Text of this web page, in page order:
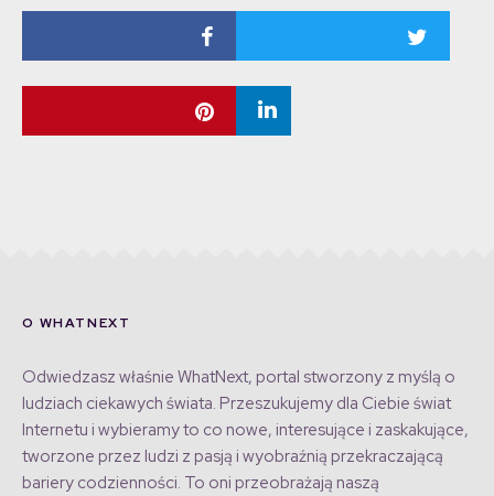
O WHATNEXT
Odwiedzasz właśnie WhatNext, portal stworzony z myślą o
ludziach ciekawych świata. Przeszukujemy dla Ciebie świat
Internetu i wybieramy to co nowe, interesujące i zaskakujące,
tworzone przez ludzi z pasją i wyobraźnią przekraczającą
bariery codzienności. To oni przeobrażają naszą